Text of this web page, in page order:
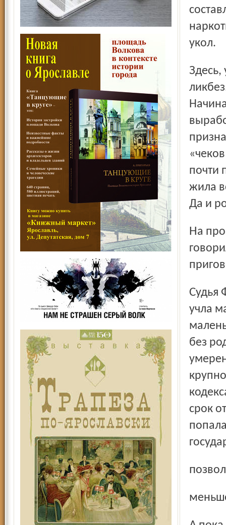
укол.
Здесь, уважаемый читатель, стоит провести некоторый
почти
жила
Да и
На процессе во время «тронной» речи наркоторговка
Судья Фрунзенского районного суда Ирина Игнатьева
учла
без
срок